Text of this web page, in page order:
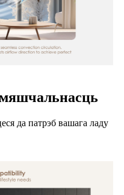
да патрэб вашага ладу